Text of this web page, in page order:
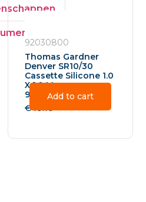
92030800
Thomas Gardner
Denver SR10/30
Cassette Silicone 1.0
X 1.0 Mm –
92030800
€40.10
Add to cart